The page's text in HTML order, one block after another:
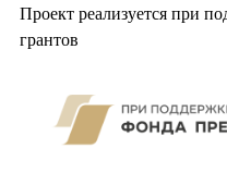
Проект реализуется при
грантов